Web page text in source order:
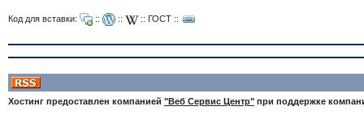
Код для вставки: :: :: :: ГОСТ::
Хостинг предоставлен компанией "Веб Сервис Центр"при поддержке